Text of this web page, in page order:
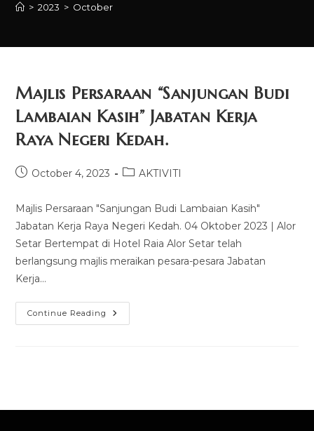
> 2023 > October
Majlis Persaraan “Sanjungan Budi
Lambaian Kasih” Jabatan Kerja
Raya Negeri Kedah.
October 4, 2023 AKTIVITI
Majlis Persaraan "Sanjungan Budi Lambaian Kasih"
Jabatan Kerja Raya Negeri Kedah. 04 Oktober 2023 | Alor
Setar Bertempat di Hotel Raia Alor Setar telah
berlangsung majlis meraikan pesara-pesara Jabatan
Kerja…
Continue Reading